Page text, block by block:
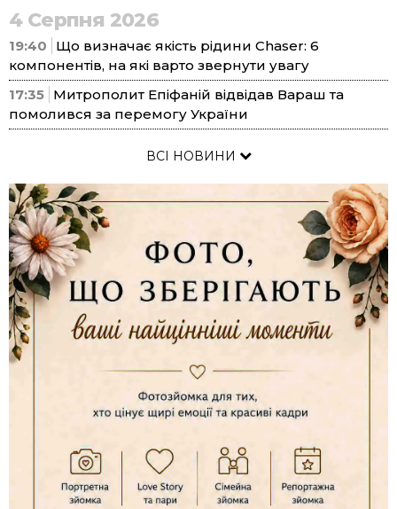
4 Серпня 2026
19:40
Що визначає якість рідини Chaser: 6
компонентів, на які варто звернути увагу
17:35 Митрополит Епіфаній відвідав Вараш та
помолився за перемогу України
ВСІ НОВИНИ